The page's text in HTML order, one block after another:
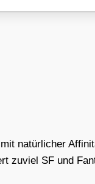
natürlicher
zuviel SF und